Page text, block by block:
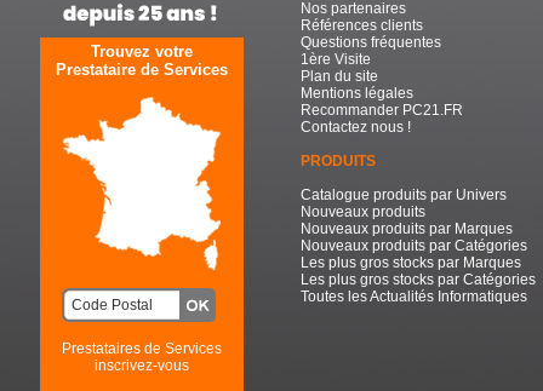
Trouvez votre
Prestataire de Services
Prestataires de Services
inscrivez-vous
Nos partenaires
Références clients
Questions fréquentes
1ère Visite
Plan du site
Mentions légales
Recommander PC21.FR
Contactez nous !
PRODUITS
Catalogue produits par Univers
Nouveaux produits
Nouveaux produits par Marques
Nouveaux produits par Catégories
Les plus gros stocks par Marques
Les plus gros stocks par Catégories
Toutes les Actualités Informatiques